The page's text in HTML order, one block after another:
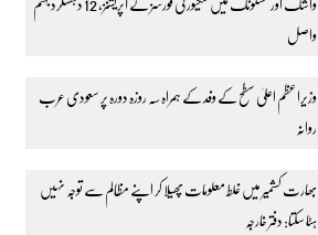
واصل
وزیراعظم اعلیٰ سطح کے وفد کے ہمراہ سہ روزہ دورہ پر سعودی عرب
روانہ
بھارت کشمیر میں غلط معلومات پھیلا کر اپنے مظالم سے توجہ نہیں
ہٹا سکتا: دفتر خارجہ